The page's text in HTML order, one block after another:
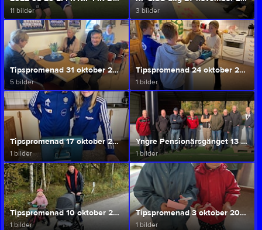
11 bilder 3 bilder
Tipspromenad 31 oktober 2021 Gerdas Bröd
5 bilder
Tipspromenad 24 oktober 2021 Sparbanken Skaraborg
1 bilder
Tipspromenad 17 oktober 2021 Bala Agri
1 bilder
Yngre Pensionärsgänget 13 oktober 2021
1 bilder
Tipspromenad 10 oktober 2021 NLT
1 bilder
Tipspromenad 3 oktober 2021 XL Bygg Byggbiten
1 bilder